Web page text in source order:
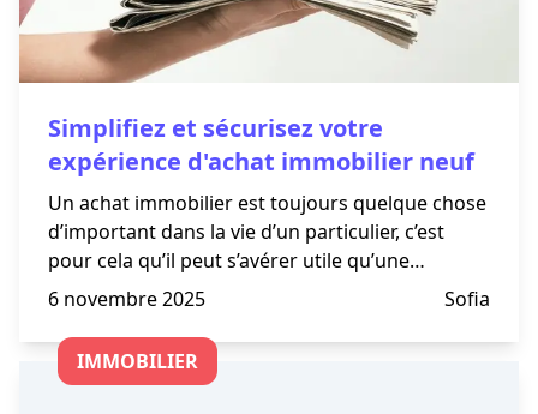
Simplifiez et sécurisez votre
expérience d'achat immobilier neuf
Un achat immobilier est toujours quelque chose
d’important dans la vie d’un particulier, c’est
pour cela qu’il peut s’avérer utile qu’une
entreprise vous accompagne afin de vous
6 novembre 2025 Sofia
IMMOBILIER